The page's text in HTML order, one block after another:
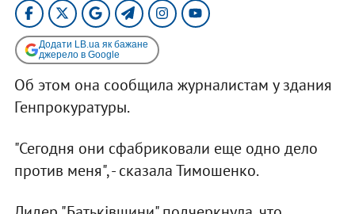
Додати LB.ua як бажане
джерело в Google
Об этом она сообщила журналистам у здания
Генпрокуратуры.
"Сегодня они сфабриковали еще одно дело
против меня", - сказала Тимошенко.